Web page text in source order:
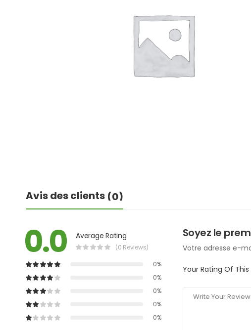
Avis des clients (0)
0.0 Average Rating
(0 Reviews)
0%
0%
0%
0%
0%
Soyez le
Votre adresse e-
Your Rating Of